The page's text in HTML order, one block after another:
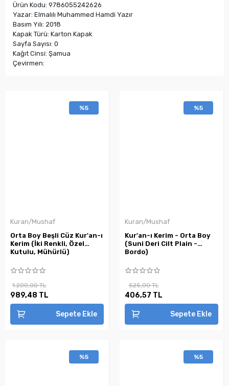
Ürün Kodu: 9786055242626
Yazar: Elmalılı Muhammed Hamdi Yazır
Basım Yılı: 2018
Kapak Türü: Karton Kapak
Sayfa Sayısı: 0
Kağıt Cinsi: Şamua
Çevirmen:
%5
Kuran/Mushaf
Orta Boy Beşli Cüz Kur'an-ı
Kerim (İki Renkli, Özel
Kutulu, Mühürlü)
1.200,00 TL
989,48 TL
Sepete Ekle
%5
Kuran/Mushaf
Kur'an-ı Kerim - Orta Boy
(Suni Deri Cilt Plain -
Bordo)
525,00 TL
406,57 TL
Sepete Ekle
%5 %5